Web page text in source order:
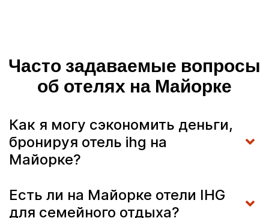
Часто задаваемые вопросы
об отелях на Майорке
Как я могу сэкономить деньги,
бронируя отель ihg на
Майорке?
Есть ли на Майорке отели IHG
для семейного отдыха?